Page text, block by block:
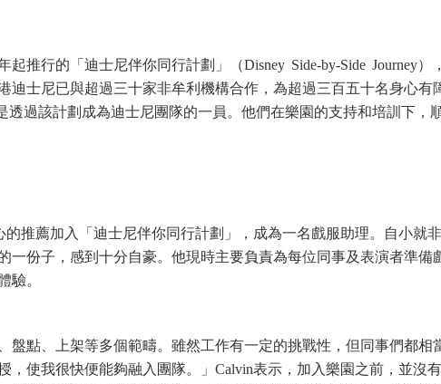
推行的「迪士尼伴你同行計劃」（Disney Side-by-Side Journey）
迪士尼已與超過三十家非牟利機構合作，為超過三百五十名身心有
透過該計劃成為迪士尼團隊的一員。他們在樂園的支持和培訓下，
推薦加入「迪士尼伴你同行計劃」，成為一名戲服助理。自小就
一份子，感到十分自豪。他現時主要負責為每位同事及表演者準備
驗。
盤點、上架等多個範疇。雖然工作有一定的挑戰性，但同事們都相
，使我很快便能夠融入團隊。」Calvin表示，加入樂園之前，並沒